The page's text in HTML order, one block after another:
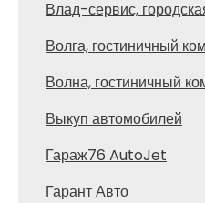
Влад-сервис,
Волга, гостиничный
Волна, гостиничный
Выкуп автомобилей
Гараж76 AutoJet
Гарант Авто